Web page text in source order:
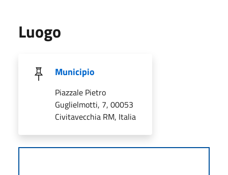
Luogo
Municipio
Piazzale Pietro
Guglielmotti, 7, 00053
Civitavecchia RM, Italia